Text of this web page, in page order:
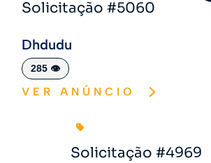
Solicitação #5060
Dhdudu
285 👁️
VER ANÚNCIO
Solicitação #4969